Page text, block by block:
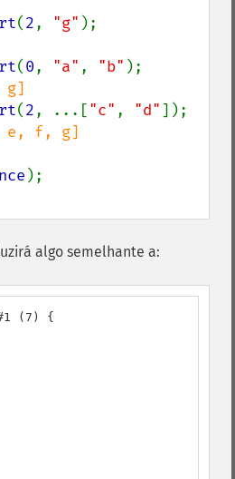
(2, "g"
(0, "a" , "b"
(2, ...["c" , "d"
f, g]
algo semelhante a:
(7) {